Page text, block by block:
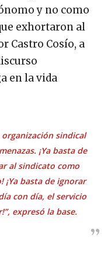
y no como
exhortaron al
Castro Cosío, a
en la vida
organización sindical
¡Ya basta de
al sindicato como
basta de ignorar
con día, el servicio
expresó la base.